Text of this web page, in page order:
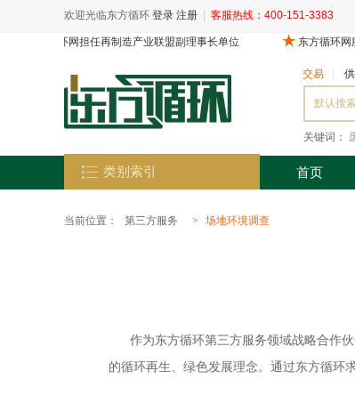
欢迎光临东方循环 登录 注册 客服热线：400-151-3383
交易
关键词：
类别索引 首页
当前位置： 第三方服务 > 场地环境调查
作为东方循环第三方服务领域战略合作
的循环再生、绿色发展理念。通过东方循环